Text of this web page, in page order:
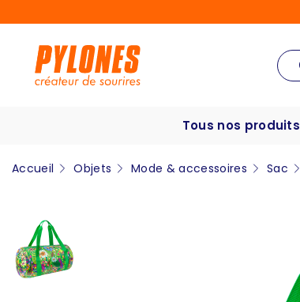
Tous nos produits
Accueil Objets Mode & accessoires Sac